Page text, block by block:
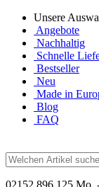
Unsere
Angebote
Nachhaltig
Schnelle
Bestseller
Neu
Made in
Blog
FAQ
02152 896 125 Mo.